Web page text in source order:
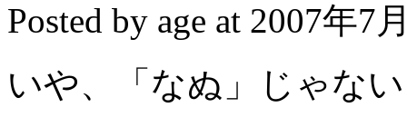
Posted by age at 2007年7
いや、「なぬ」じゃな